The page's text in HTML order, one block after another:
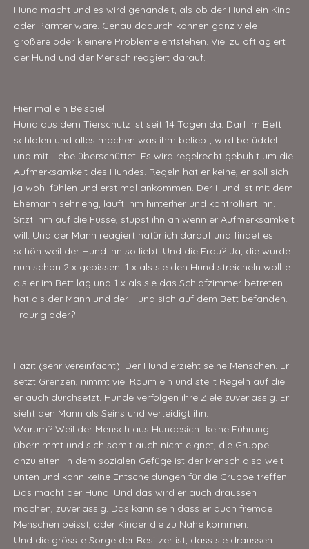
Hund macht und es wird gehandelt, als ob der Hund ein Kind
oder Parnter wäre. Genau dadurch können ganz viele
größere oder kleinere Probleme entstehen. Viel zu oft agiert
der Hund und der Mensch reagiert darauf.
Hier mal ein Beispiel:
Hund aus dem Tierschutz ist seit 14 Tagen da. Darf im Bett
schlafen und alles machen was ihm beliebt, wird betüddelt
und mit Liebe überschüttet. Es wird regelrecht gebuhlt um die
Aufmerksamkeit des Hundes. Regeln hat er keine, er soll sich
ja wohl fühlen und erst mal ankommen. Der Hund ist mit dem
Ehemann sehr eng, läuft ihm hinterher und kontrolliert ihn.
Sitzt ihm auf die Füsse, stupst ihn an wenn er Aufmerksamkeit
will. Und der Mann reagiert natürlich darauf und findet es
schön weil der Hund ihn so liebt. Und die Frau? Ja, die wurde
nun schon 2 x gebissen. 1 x als sie den Hund streicheln wollte
als er im Bett lag und 1 x als sie das Schlafzimmer betreten
hat als der Mann und der Hund sich auf dem Bett befanden.
Traurig oder?
Fazit (sehr vereinfacht): Der Hund erzieht seine Menschen. Er
setzt Grenzen, nimmt viel Raum ein und stellt Regeln auf die
er auch durchsetzt. Hunde verfolgen ihre Ziele zuverlässig. Er
sieht den Mann als Seins und verteidigt ihn.
Warum? Weil der Mensch aus Hundesicht keine Führung
übernimmt und sich somit auch nicht eignet, die Gruppe
anzuleiten. In dem sozialen Gefüge ist der Mensch also weit
unten und kann keine Entscheidungen für die Gruppe treffen.
Das macht der Hund. Und das wird er auch draussen
machen, zuverlässig. Das kann sein dass er auch fremde
Menschen beisst, oder Kinder die zu Nahe kommen.
Und die grösste Sorge der Besitzer ist, dass sie draussen